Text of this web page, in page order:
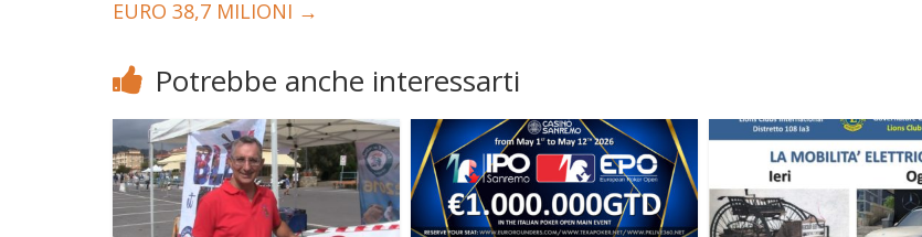
EURO 38,7 MILIONI →
Potrebbe anche interessarti